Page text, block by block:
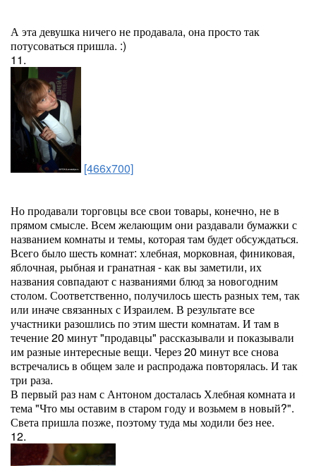
А эта девушка ничего не продавала, она просто так
потусоваться пришла. :)
11.
[466x700]
Но продавали торговцы все свои товары, конечно, не в
прямом смысле. Всем желающим они раздавали бумажки с
названием комнаты и темы, которая там будет обсуждаться.
Всего было шесть комнат: хлебная, морковная, финиковая,
яблочная, рыбная и гранатная - как вы заметили, их
названия совпадают с названиями блюд за новогодним
столом. Соответственно, получилось шесть разных тем, так
или иначе связанных с Израилем. В результате все
участники разошлись по этим шести комнатам. И там в
течение 20 минут "продавцы" рассказывали и показывали
им разные интересные вещи. Через 20 минут все снова
встречались в общем зале и распродажа повторялась. И так
три раза.
В первый раз нам с Антоном досталась Хлебная комната и
тема "Что мы оставим в старом году и возьмем в новый?".
Света пришла позже, поэтому туда мы ходили без нее.
12.